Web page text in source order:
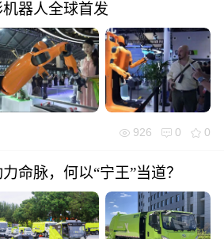
器人全球首发
926 0 0
命脉，何以“宁王”当道？